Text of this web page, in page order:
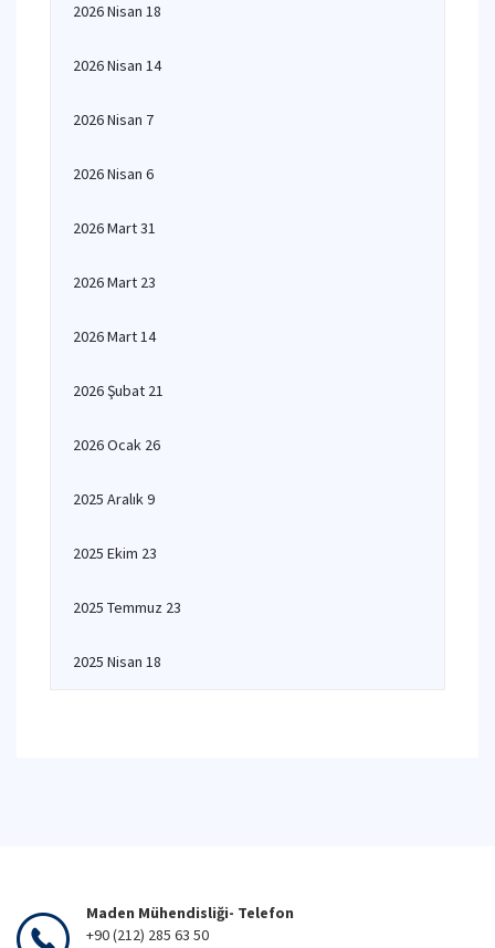
2026 Nisan 18
2026 Nisan 14
2026 Nisan 7
2026 Nisan 6
2026 Mart 31
2026 Mart 23
2026 Mart 14
2026 Şubat 21
2026 Ocak 26
2025 Aralık 9
2025 Ekim 23
2025 Temmuz 23
2025 Nisan 18
Maden Mühendisliği- Telefon
+90 (212) 285 63 50